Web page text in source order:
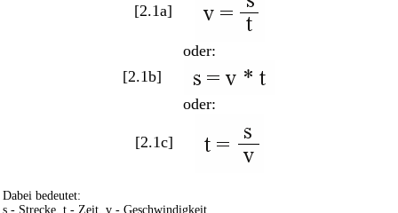
[2.1a]
oder:
[2.1b]
oder:
[2.1c]
Dabei bedeutet:
s - Strecke, t - Zeit, v - Geschwindigkeit